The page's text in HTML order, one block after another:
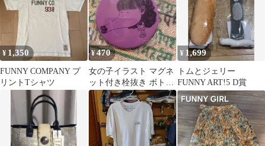
¥ 1,350
FUNNY COMPANY プ
リントTシャツ
¥470
女の子イラスト マグネ
ット付き栓抜き ボトル
オープナー
FUNNYDOLL
¥ 1,699
トムとジェリー
FUNNY ART!5 D賞